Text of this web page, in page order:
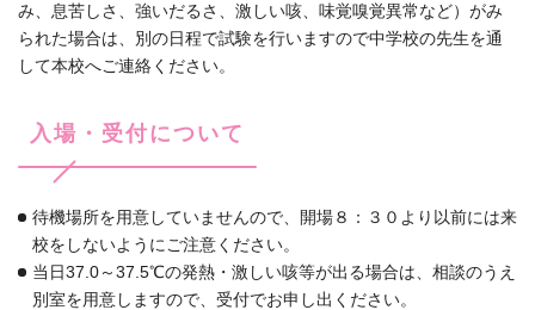
み、息苦しさ、強いだるさ、激しい咳、味覚嗅覚異常など）がみ
られた場合は、別の日程で試験を行いますので中学校の先生を通
して本校へご連絡ください。
入場・受付について
待機場所を用意していませんので、開場８：３０より以前には来
校をしないようにご注意ください。
当日37.0～37.5℃の発熱・激しい咳等が出る場合は、相談のうえ
別室を用意しますので、受付でお申し出ください。